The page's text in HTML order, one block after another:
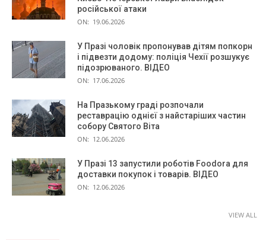
російської атаки
ON: 19.06.2026
У Празі чоловік пропонував дітям попкорн
і підвезти додому: поліція Чехії розшукує
підозрюваного. ВІДЕО
ON: 17.06.2026
На Празькому граді розпочали
реставрацію однієї з найстаріших частин
собору Святого Віта
ON: 12.06.2026
У Празі 13 запустили роботів Foodora для
доставки покупок і товарів. ВІДЕО
ON: 12.06.2026
VIEW ALL